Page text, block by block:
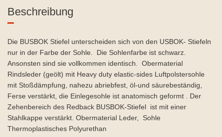
Beschreibung
Die BUSBOK Stiefel unterscheiden sich von den USBOK- Stiefeln
nur in der Farbe der Sohle. Die Sohlenfarbe ist schwarz.
Ansonsten sind sie vollkommen identisch. Obermaterial
Rindsleder (geölt) mit Heavy duty elastic-sides Luftpolstersohle
mit Stoßdämpfung, nahezu abriebfest, öl-und säurebeständig,
Ferse verstärkt, die Einlegesohle ist anatomisch geformt . Der
Zehenbereich des Redback BUSBOK-Stiefel ist mit einer
Stahlkappe verstärkt. Obermaterial Leder, Sohle
Thermoplastisches Polyurethan